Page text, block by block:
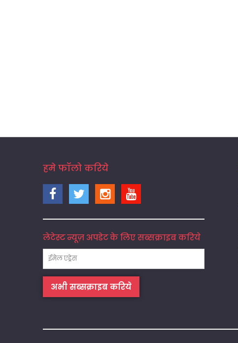
हमे फॉलो करिये
लेटेस्ट न्यूज़ अपडेट के लिए सब्सक्राइब करिये
अभी सब्सक्राइब करिये